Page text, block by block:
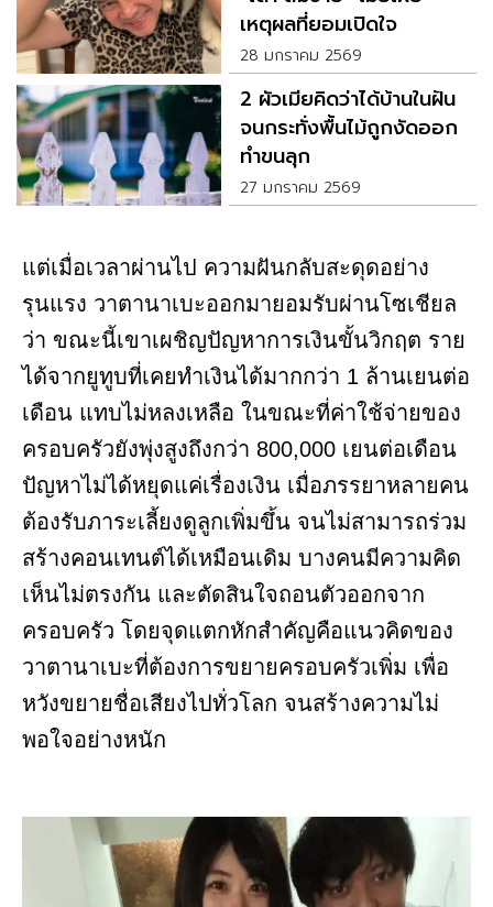
เหตุผลที่ยอมเปิดใจ
28 มกราคม 2569
2 ผัวเมียคิดว่าได้บ้านในฝัน
จนกระทั่งพื้นไม้ถูกงัดออก
ทำขนลุก
27 มกราคม 2569
แต่เมื่อเวลาผ่านไป ความฝันกลับสะดุดอย่าง
รุนแรง วาตานาเบะออกมายอมรับผ่านโซเชียล
ว่า ขณะนี้เขาเผชิญปัญหาการเงินขั้นวิกฤต ราย
ได้จากยูทูบที่เคยทำเงินได้มากกว่า 1 ล้านเยนต่อ
เดือน แทบไม่หลงเหลือ ในขณะที่ค่าใช้จ่ายของ
ครอบครัวยังพุ่งสูงถึงกว่า 800,000 เยนต่อเดือน
ปัญหาไม่ได้หยุดแค่เรื่องเงิน เมื่อภรรยาหลายคน
ต้องรับภาระเลี้ยงดูลูกเพิ่มขึ้น จนไม่สามารถร่วม
สร้างคอนเทนต์ได้เหมือนเดิม บางคนมีความคิด
เห็นไม่ตรงกัน และตัดสินใจถอนตัวออกจาก
ครอบครัว โดยจุดแตกหักสำคัญคือแนวคิดของ
วาตานาเบะที่ต้องการขยายครอบครัวเพิ่ม เพื่อ
หวังขยายชื่อเสียงไปทั่วโลก จนสร้างความไม่
พอใจอย่างหนัก